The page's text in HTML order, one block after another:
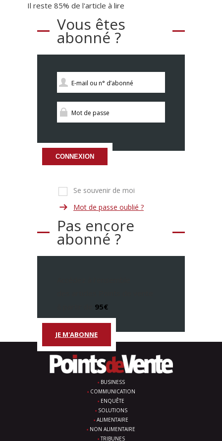
Il reste 85% de l'article à lire
Vous êtes
abonné ?
CONNEXION
Se souvenir de moi
Mot de passe oublié ?
Pas encore
abonné ?
95€
JE M'ABONNE
BUSINESS
COMMUNICATION
ENQUÊTE
SOLUTIONS
ALIMENTAIRE
NON ALIMENTAIRE
TRIBUNES